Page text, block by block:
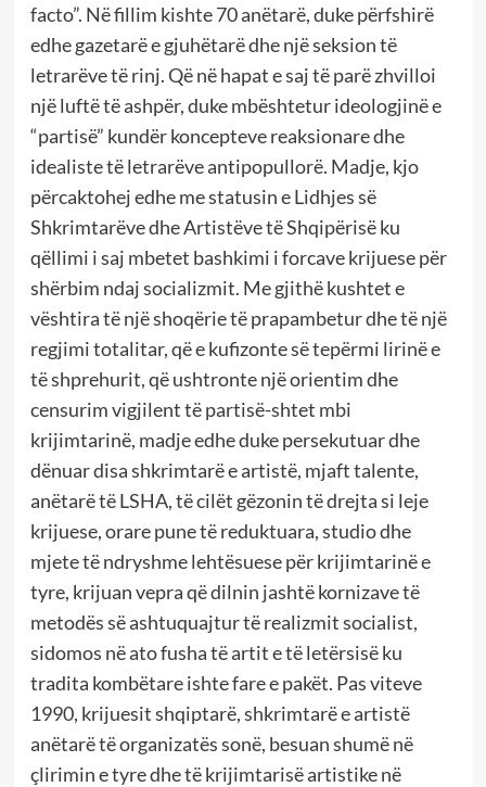
facto”. Në fillim kishte 70 anëtarë, duke përfshirë
edhe gazetarë e gjuhëtarë dhe një seksion të
letrarëve të rinj. Që në hapat e saj të parë zhvilloi
një luftë të ashpër, duke mbështetur ideologjinë e
“partisë” kundër koncepteve reaksionare dhe
idealiste të letrarëve antipopullorë. Madje, kjo
përcaktohej edhe me statusin e Lidhjes së
Shkrimtarëve dhe Artistëve të Shqipërisë ku
qëllimi i saj mbetet bashkimi i forcave krijuese për
shërbim ndaj socializmit. Me gjithë kushtet e
vështira të një shoqërie të prapambetur dhe të një
regjimi totalitar, që e kufizonte së tepërmi lirinë e
të shprehurit, që ushtronte një orientim dhe
censurim vigjilent të partisë-shtet mbi
krijimtarinë, madje edhe duke persekutuar dhe
dënuar disa shkrimtarë e artistë, mjaft talente,
anëtarë të LSHA, të cilët gëzonin të drejta si leje
krijuese, orare pune të reduktuara, studio dhe
mjete të ndryshme lehtësuese për krijimtarinë e
tyre, krijuan vepra që dilnin jashtë kornizave të
metodës së ashtuquajtur të realizmit socialist,
sidomos në ato fusha të artit e të letërsisë ku
tradita kombëtare ishte fare e pakët. Pas viteve
1990, krijuesit shqiptarë, shkrimtarë e artistë
anëtarë të organizatës sonë, besuan shumë në
çlirimin e tyre dhe të krijimtarisë artistike në